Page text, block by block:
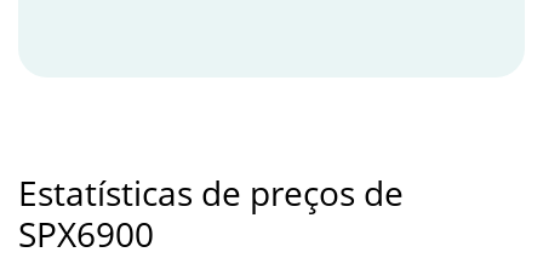
Estatísticas de preços de
SPX6900